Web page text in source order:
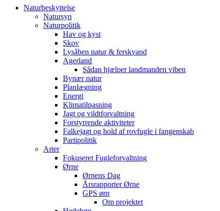
Naturbeskyttelse
Natursyn
Naturpolitik
Hav og kyst
Skov
Lysåben natur & ferskvand
Agerland
Sådan hjælper landmanden viben
Bynær natur
Planlægning
Energi
Klimatilpasning
Jagt og vildtforvaltning
Forstyrrende aktiviteter
Falkejagt og hold af rovfugle i fangenskab
Partipolitik
Arter
Fokuseret Fugleforvaltning
Ørne
Ørnens Dag
Årsrapporter Ørne
GPS ørn
Om projektet